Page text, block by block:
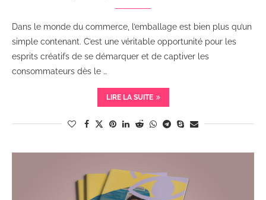
Dans le monde du commerce, l’emballage est bien plus qu’un
simple contenant. C’est une véritable opportunité pour les
esprits créatifs de se démarquer et de captiver les
consommateurs dès le …
LIRE LA SUITE